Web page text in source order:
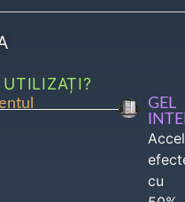
UTILIZAȚI?
GEL
cu